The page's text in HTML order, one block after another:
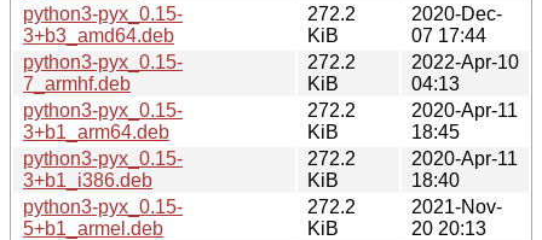
python3-pyx_0.15-
3+b3_amd64.deb
272.2
KiB
2020-Dec-
07 17:44
python3-pyx_0.15-
7_armhf.deb
272.2
KiB
2022-Apr-10
04:13
python3-pyx_0.15-
3+b1_arm64.deb
272.2
KiB
2020-Apr-11
18:45
python3-pyx_0.15-
3+b1_i386.deb
272.2
KiB
2020-Apr-11
18:40
python3-pyx_0.15-
5+b1_armel.deb
272.2
KiB
2021-Nov-
20 20:13